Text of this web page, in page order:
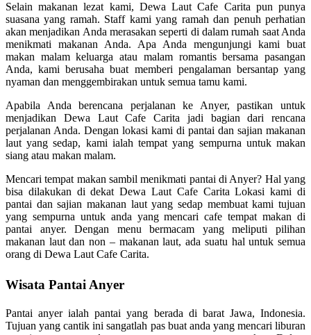
Selain makanan lezat kami, Dewa Laut Cafe Carita pun punya
suasana yang ramah. Staff kami yang ramah dan penuh perhatian
akan menjadikan Anda merasakan seperti di dalam rumah saat Anda
menikmati makanan Anda. Apa Anda mengunjungi kami buat
makan malam keluarga atau malam romantis bersama pasangan
Anda, kami berusaha buat memberi pengalaman bersantap yang
nyaman dan menggembirakan untuk semua tamu kami.
Apabila Anda berencana perjalanan ke Anyer, pastikan untuk
menjadikan Dewa Laut Cafe Carita jadi bagian dari rencana
perjalanan Anda. Dengan lokasi kami di pantai dan sajian makanan
laut yang sedap, kami ialah tempat yang sempurna untuk makan
siang atau makan malam.
Mencari tempat makan sambil menikmati pantai di Anyer? Hal yang
bisa dilakukan di dekat Dewa Laut Cafe Carita Lokasi kami di
pantai dan sajian makanan laut yang sedap membuat kami tujuan
yang sempurna untuk anda yang mencari cafe tempat makan di
pantai anyer. Dengan menu bermacam yang meliputi pilihan
makanan laut dan non – makanan laut, ada suatu hal untuk semua
orang di Dewa Laut Cafe Carita.
Wisata Pantai Anyer
Pantai anyer ialah pantai yang berada di barat Jawa, Indonesia.
Tujuan yang cantik ini sangatlah pas buat anda yang mencari liburan